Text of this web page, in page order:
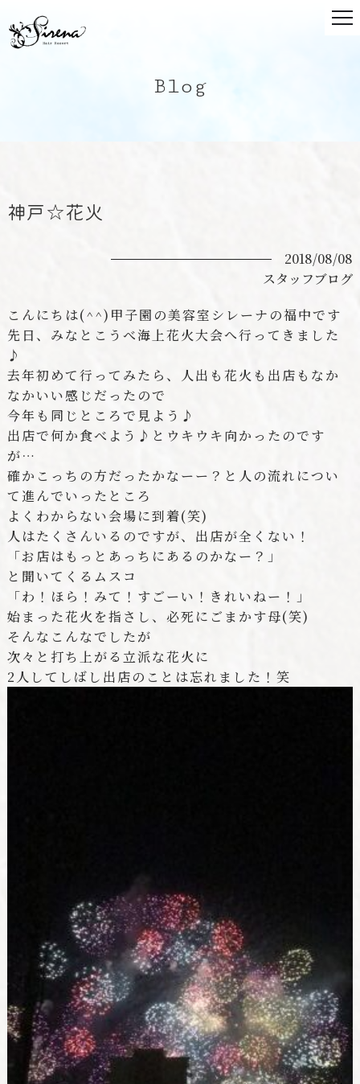
Blog
神戸☆花火
2018/08/08
スタッフブログ
こんにちは(^^)甲子園の美容室シレーナの福中です
先日、みなとこうべ海上花火大会へ行ってきました
♪
去年初めて行ってみたら、人出も花火も出店もなか
なかいい感じだったので
今年も同じところで見よう♪
出店で何か食べよう♪とウキウキ向かったのです
が…
確かこっちの方だったかなーー？と人の流れについ
て進んでいったところ
よくわからない会場に到着(笑)
人はたくさんいるのですが、出店が全くない！
「お店はもっとあっちにあるのかなー？」
と聞いてくるムスコ
「わ！ほら！みて！すごーい！きれいねー！」
始まった花火を指さし、必死にごまかす母(笑)
そんなこんなでしたが
次々と打ち上がる立派な花火に
2人してしばし出店のことは忘れました！笑